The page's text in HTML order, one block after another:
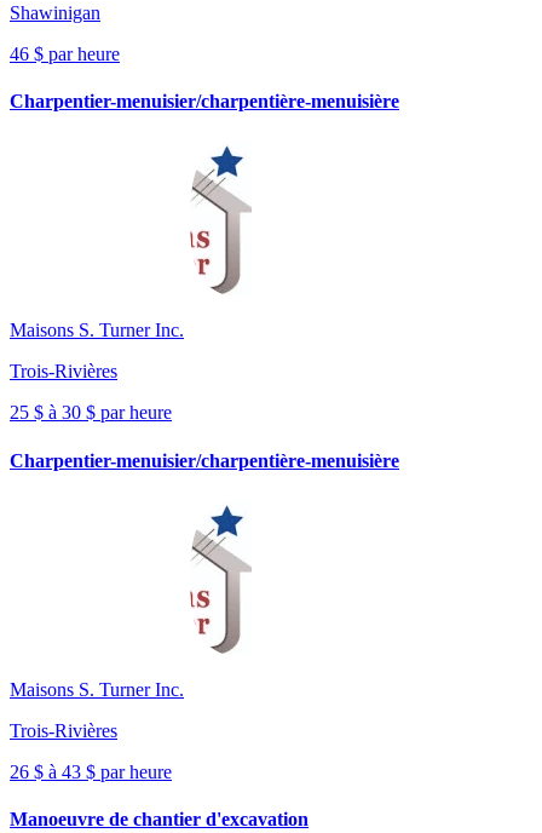
Shawinigan
46 $ par heure
Charpentier-menuisier/charpentière-menuisière
Maisons S. Turner Inc.
Trois-Rivières
25 $ à 30 $ par heure
Charpentier-menuisier/charpentière-menuisière
Maisons S. Turner Inc.
Trois-Rivières
26 $ à 43 $ par heure
Manoeuvre de chantier d'excavation